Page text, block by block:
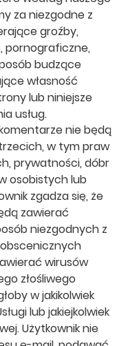
za niezgodne z
groźby,
pornograficzne,
budzące
własność
lub niniejsze
usług.
nie będą
w tym praw
prywatności, dóbr
osobistych lub
zgadza się, że
zawierać
niezgodnych z
wirusów
złośliwego
w jakikolwiek
lub jakiejkolwiek
Użytkownik nie